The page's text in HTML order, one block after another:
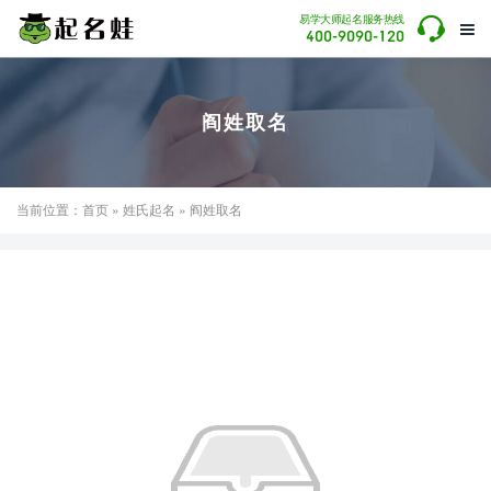

易学大师起名服务热线
400-9090-120 
阎姓取名
当前位置： 首页 » 姓氏起名 » 阎姓取名